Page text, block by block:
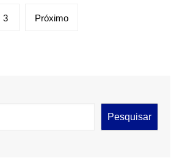
3 Próximo
Pesquisar